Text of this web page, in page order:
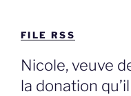
FILE RSS
Nicole, veuve
la donation